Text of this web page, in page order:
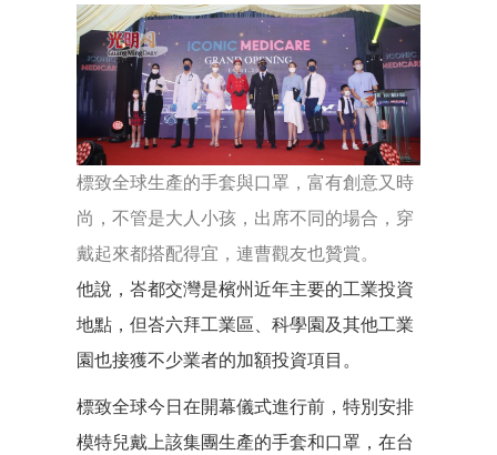
標致全球生產的手套與口罩，富有創意又時
尚，不管是大人小孩，出席不同的場合，穿
戴起來都搭配得宜，連曹觀友也贊賞。
他說，峇都交灣是檳州近年主要的工業投資
地點，但峇六拜工業區、科學園及其他工業
園也接獲不少業者的加額投資項目。
標致全球今日在開幕儀式進行前，特別安排
模特兒戴上該集團生產的手套和口罩，在台